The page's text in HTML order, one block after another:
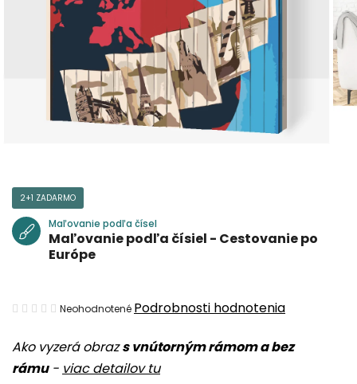
Ako vyzerá obrazs vnútorným rámom a bez
rámu- viac detailov tu
2+1 ZADARMO
Maľovanie podľa čísel
Maľovanie podľa čísiel - Cestovanie po
Európe
Priemerné
produktu
je
Neohodnotené Podrobnosti hodnotenia